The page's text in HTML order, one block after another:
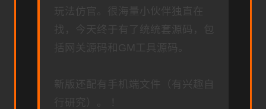
玩法仿官。很海量小伙伴独直在
找，今天终于有了统统套源码，包
括网关源码和GM工具源码。
新版还配有手机端文件（有兴趣自
行研究）。 ！